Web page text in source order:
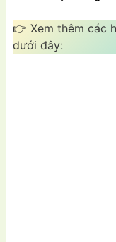
👉 Xem thêm các
dưới đây: